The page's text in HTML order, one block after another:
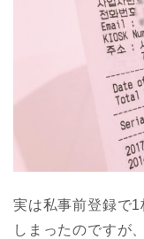
実は私事前登録で
しまったのですが